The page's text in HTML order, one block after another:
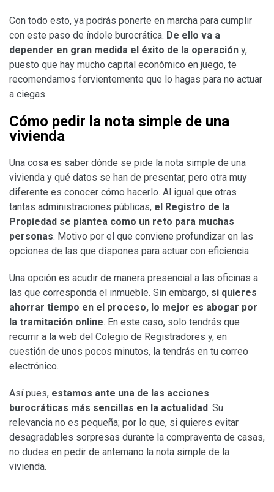
Con todo esto, ya podrás ponerte en marcha para cumplir
con este paso de índole burocrática. De ello va a
depender en gran medida el éxito de la operación y,
puesto que hay mucho capital económico en juego, te
recomendamos fervientemente que lo hagas para no actuar
a ciegas.
Cómo pedir la nota simple de una
vivienda
Una cosa es saber dónde se pide la nota simple de una
vivienda y qué datos se han de presentar, pero otra muy
diferente es conocer cómo hacerlo. Al igual que otras
tantas administraciones públicas, el Registro de la
Propiedad se plantea como un reto para muchas
personas. Motivo por el que conviene profundizar en las
opciones de las que dispones para actuar con eficiencia.
Una opción es acudir de manera presencial a las oficinas a
las que corresponda el inmueble. Sin embargo, si quieres
ahorrar tiempo en el proceso, lo mejor es abogar por
la tramitación online. En este caso, solo tendrás que
recurrir a la web del Colegio de Registradores y, en
cuestión de unos pocos minutos, la tendrás en tu correo
electrónico.
Así pues, estamos ante una de las acciones
burocráticas más sencillas en la actualidad. Su
relevancia no es pequeña; por lo que, si quieres evitar
desagradables sorpresas durante la compraventa de casas,
no dudes en pedir de antemano la nota simple de la
vivienda.